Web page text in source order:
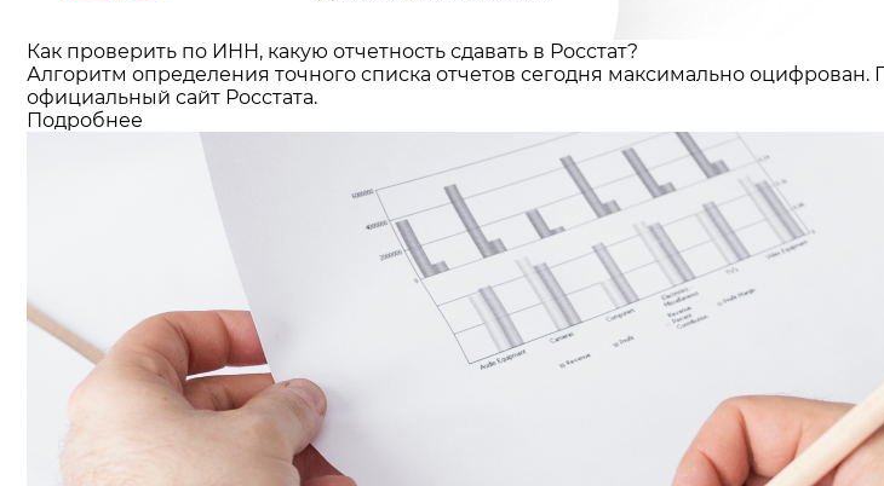
Как проверить по ИНН, какую отчетность сдавать в Росстат?
Алгоритм определения точного списка отчетов сегодня максимально
официальный сайт Росстата.
Подробнее